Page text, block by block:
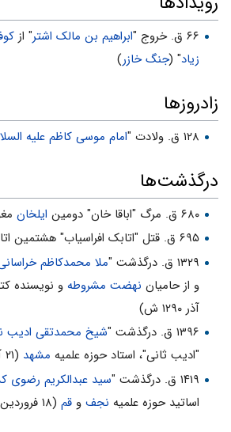
۶۶ ق. خروج " ابراهیم بن مالک اشتر" از
زیاد" (جنگ خازر)
زادروزها
۱۲۸ ق. ولادت " امام موسی کاظم علیه
درگذشت‌ها
۶۸۰ ق. مرگ "اباقا خان" دومین ایلخان
۶۹۵ ق. قتل "اتابک افراسیاب" هشتمین اتابک فارس
۱۳۲۹ ق. درگذشت "
ملا محمدکاظم
و از حامیان نهضت مشروطهو نویسنده
آذر ۱۲۹۰ ش)
۱۳۹۶ ق. درگذشت "
شیخ محمدتقی ادیب
"ادیب ثانی"، استاد حوزه علمیه مشهد (۲۱ آذر ۱۳۵۵ ش)
۱۴۱۹ ق. درگذشت "
سید عبدالکریم رضوی
اساتید حوزه علمیه نجفو قم(۱۸ فروردین ۱۳۷۸ ش)